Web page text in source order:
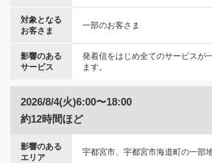
対象となる
お客さま
一部のお客さま
影響のある
サービス
発着信をはじめ全てのサービスが
ます。
2026/8/4(火)6:00〜18:00
約12時間ほど
影響のある
エリア
宇都宮市、宇都宮市海道町の一部